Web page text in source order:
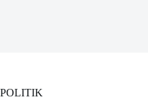
POLITIK